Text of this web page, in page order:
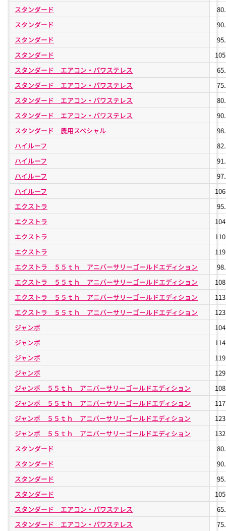
スタンダード
スタンダード
スタンダード
スタンダード
スタンダード エアコン・パワステレス
スタンダード エアコン・パワステレス
スタンダード エアコン・パワステレス
スタンダード エアコン・パワステレス
スタンダード 農用スペシャル
ハイルーフ
ハイルーフ
ハイルーフ
ハイルーフ
エクストラ
エクストラ
エクストラ
エクストラ
エクストラ ５５ｔｈ アニバーサリーゴールドエディション
エクストラ ５５ｔｈ アニバーサリーゴールドエディション
エクストラ ５５ｔｈ アニバーサリーゴールドエディション
エクストラ ５５ｔｈ アニバーサリーゴールドエディション
ジャンボ
ジャンボ
ジャンボ
ジャンボ
ジャンボ ５５ｔｈ アニバーサリーゴールドエディション
ジャンボ ５５ｔｈ アニバーサリーゴールドエディション
ジャンボ ５５ｔｈ アニバーサリーゴールドエディション
ジャンボ ５５ｔｈ アニバーサリーゴールドエディション
スタンダード
スタンダード
スタンダード
スタンダード
スタンダード エアコン・パワステレス
スタンダード エアコン・パワステレス